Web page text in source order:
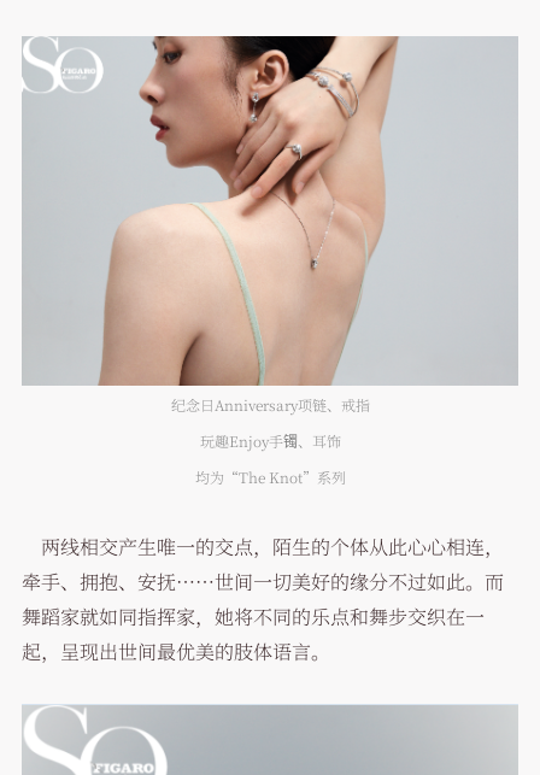
纪念日Anniversary项链、戒指
玩趣Enjoy手镯、耳饰
均为“The Knot”系列
两线相交产生唯一的交点，陌生的个体从此心心相连，
牵手、拥抱、安抚……世间一切美好的缘分不过如此。而
舞蹈家就如同指挥家，她将不同的乐点和舞步交织在一
起，呈现出世间最优美的肢体语言。